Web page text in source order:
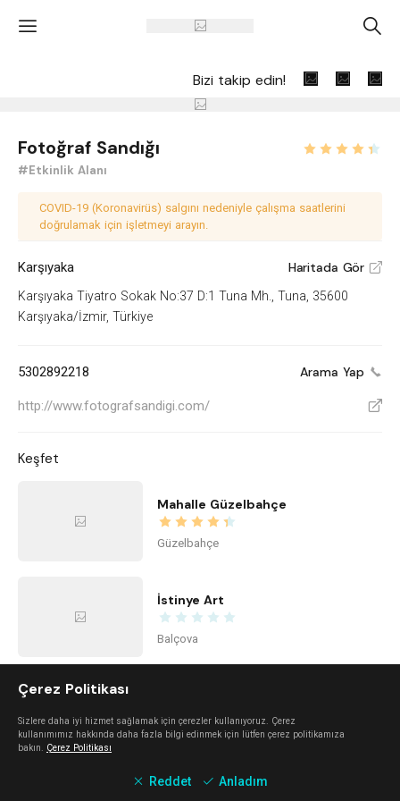
' A
Bizi takip edin!
Fotoğraf Sandığı
#Etkinlik Alanı
COVID-19 (Koronavirüs) salgını nedeniyle çalışma saatlerini
doğrulamak için işletmeyi arayın.
Karşıyaka Haritada Gör V
Karşıyaka Tiyatro Sokak No:37 D:1 Tuna Mh., Tuna, 35600
Karşıyaka/İzmir, Türkiye
5302892218 Arama Yap
http://www.fotografsandigi.com/ V
Keşfet
Mahalle Güzelbahçe
Güzelbahçe
İstinye Art
Balçova
Alaçatı
Çerez Politikası
Sizlere daha iyi hizmet sağlamak için çerezler kullanıyoruz. Çerez
kullanımımız hakkında daha fazla bilgi edinmek için lütfen çerez politikamıza
bakın. Çerez Politikası
Reddet Anladım